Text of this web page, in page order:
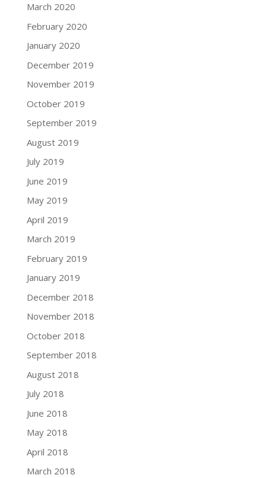
March 2020
February 2020
January 2020
December 2019
November 2019
October 2019
September 2019
August 2019
July 2019
June 2019
May 2019
April 2019
March 2019
February 2019
January 2019
December 2018
November 2018
October 2018
September 2018
August 2018
July 2018
June 2018
May 2018
April 2018
March 2018